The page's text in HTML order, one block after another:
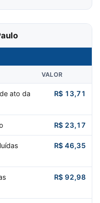
VALOR
ato da
R$ 13,71
R$ 23,17
R$ 46,35
R$ 92,98